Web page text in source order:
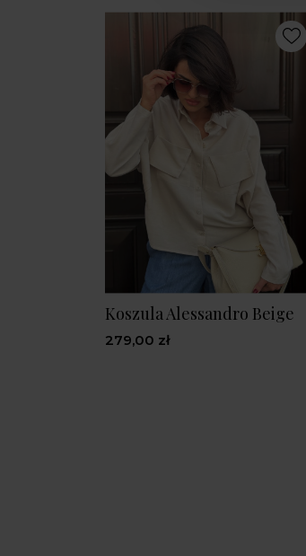
Koszula Alessandro Beige
279,00 zł